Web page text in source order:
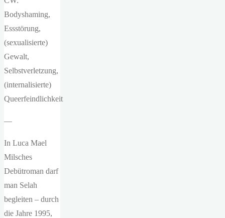
Bodyshaming,
Essstörung,
(sexualisierte)
Gewalt,
Selbstverletzung,
(internalisierte)
Queerfeindlichkeit
—
In Luca Mael
Milsches
Debütroman darf
man Selah
begleiten – durch
die Jahre 1995,